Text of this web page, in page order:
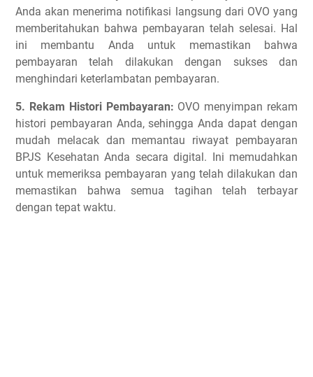
Anda akan menerima notifikasi langsung dari OVO yang
memberitahukan bahwa pembayaran telah selesai. Hal
ini membantu Anda untuk memastikan bahwa
pembayaran telah dilakukan dengan sukses dan
menghindari keterlambatan pembayaran.
5. Rekam Histori Pembayaran: OVO menyimpan rekam
histori pembayaran Anda, sehingga Anda dapat dengan
mudah melacak dan memantau riwayat pembayaran
BPJS Kesehatan Anda secara digital. Ini memudahkan
untuk memeriksa pembayaran yang telah dilakukan dan
memastikan bahwa semua tagihan telah terbayar
dengan tepat waktu.